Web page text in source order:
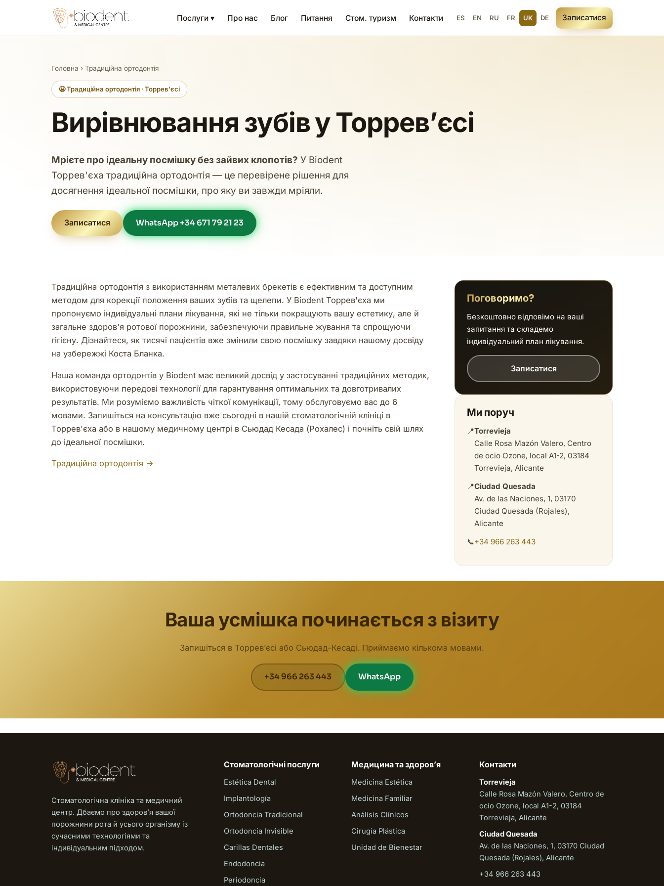
Послуги ▾ Про нас Блог Питання Стом. туризм Контакти ES EN RU FR UK DE Записатися
Головна › Традиційна ортодонтія
😬 Традиційна ортодонтія · Торревʼєсі
Вирівнювання зубів у Торревʼєсі
Мрієте про ідеальну посмішку без зайвих клопотів? У Biodent
Торрев'єха традиційна ортодонтія — це перевірене рішення для
досягнення ідеальної посмішки, про яку ви завжди мріяли.
Записатися WhatsApp +34 671 79 21 23
Традиційна ортодонтія з використанням металевих брекетів є ефективним та доступним
методом для корекції положення ваших зубів та щелепи. У Biodent Торрев'єха ми
пропонуємо індивідуальні плани лікування, які не тільки покращують вашу естетику, але й
загальне здоров'я ротової порожнини, забезпечуючи правильне жування та спрощуючи
гігієну. Дізнайтеся, як тисячі пацієнтів вже змінили свою посмішку завдяки нашому досвіду
на узбережжі Коста Бланка.
Наша команда ортодонтів у Biodent має великий досвід у застосуванні традиційних методик,
використовуючи передові технології для гарантування оптимальних та довготривалих
результатів. Ми розуміємо важливість чіткої комунікації, тому обслуговуємо вас до 6
мовами. Запишіться на консультацію вже сьогодні в нашій стоматологічній клініці в
Торрев'єха або в нашому медичному центрі в Сьюдад Кесада (Рохалес) і почніть свій шлях
до ідеальної посмішки.
Традиційна ортодонтія →
Поговоримо?
Безкоштовно відповімо на ваші
запитання та складемо
індивідуальний план лікування.
Записатися
Ми поруч
📍Torrevieja
Calle Rosa Mazón Valero, Centro
de ocio Ozone, local A1-2, 03184
Torrevieja, Alicante
📍Ciudad Quesada
Av. de las Naciones, 1, 03170
Ciudad Quesada (Rojales),
Alicante
📞+34 966 263 443
Ваша усмішка починається з візиту
Запишіться в Торревʼєсі або Сьюдад-Кесаді. Приймаємо кількома мовами.
+34 966 263 443 WhatsApp
Стоматологічна клініка та медичний
центр. Дбаємо про здоровʼя вашої
порожнини рота й усього організму із
сучасними технологіями та
індивідуальним підходом.
Стоматологічні послуги
Estética Dental
Implantología
Ortodoncia Tradicional
Ortodoncia Invisible
Carillas Dentales
Endodoncia
Periodoncia
Медицина та здоровʼя
Medicina Estética
Medicina Familiar
Análisis Clínicos
Cirugía Plástica
Unidad de Bienestar
Контакти
Torrevieja
Calle Rosa Mazón Valero, Centro de
ocio Ozone, local A1-2, 03184
Torrevieja, Alicante
Ciudad Quesada
Av. de las Naciones, 1, 03170 Ciudad
Quesada (Rojales), Alicante
+34 966 263 443